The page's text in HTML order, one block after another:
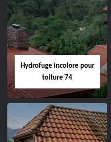
Hydrofuge incolore pour
toiture 74